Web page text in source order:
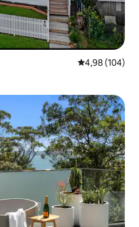
4,98 av 5 i
4,98 (104)